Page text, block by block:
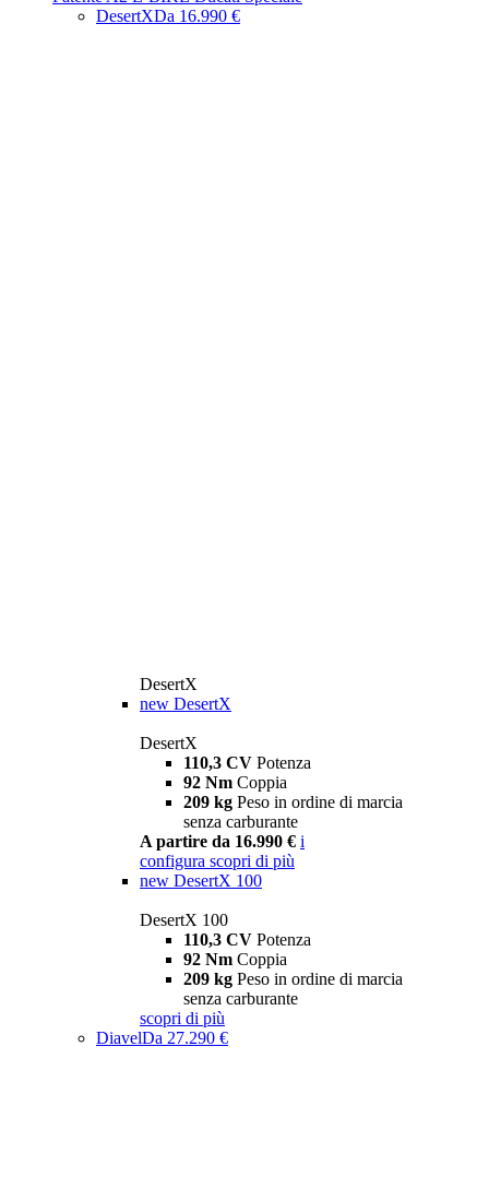
DesertXDa 16.990 €
DesertX
new DesertX
DesertX
110,3 CV Potenza
92 Nm Coppia
209 kg Peso in ordine di marcia
senza carburante
A partire da 16.990 € i
configura scopri di più
new DesertX 100
DesertX 100
110,3 CV Potenza
92 Nm Coppia
209 kg Peso in ordine di marcia
senza carburante
scopri di più
DiavelDa 27.290 €